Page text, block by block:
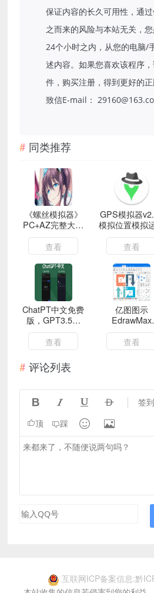
保证内容的长久可用性，通
之而来的风险与本站无关，
24个小时之内，从您的电脑/
述内容。如果您喜欢该程序
件，购买注册，得到更好的
致信E-mail：
同类推荐
《螺丝模拟器》
PC+AZ完整大合
集
查看
GPS模拟器
模拟位置模拟
轨迹
查看
ChatPT中文免费
版，GPT3.5接
口，无需注册
查看
亿图图示
EdrawMax
v13.0.2.1071
查看
评论列表
    签到
顶 踩  
互联网ICP备案信息:黔